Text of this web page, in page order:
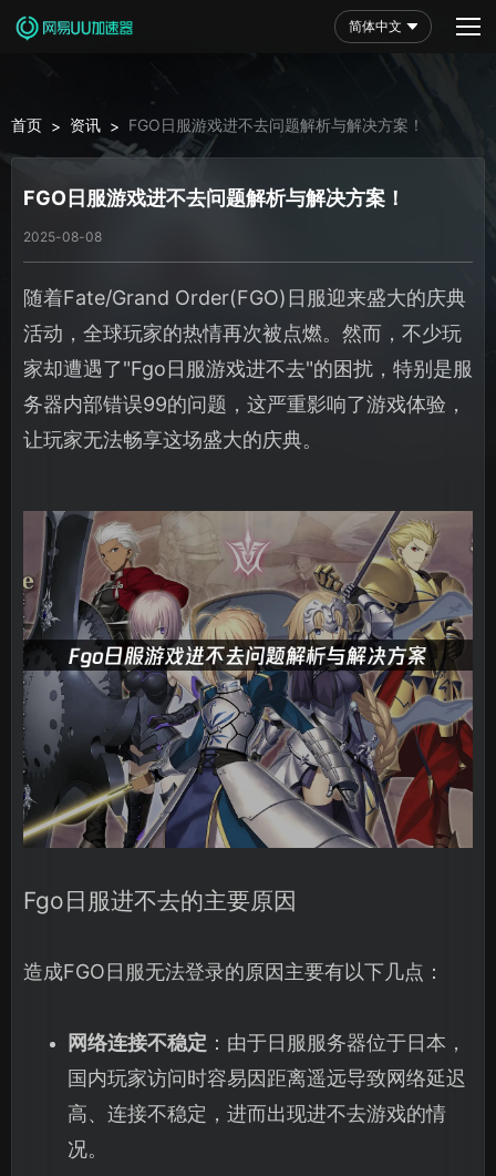
简体中文
首页 > 资讯 > FGO日服游戏进不去问题解析与解决方案！
FGO日服游戏进不去问题解析与解决方案！
2025-08-08
随着Fate/Grand Order(FGO)日服迎来盛大的庆典
活动，全球玩家的热情再次被点燃。然而，不少玩
家却遭遇了"Fgo日服游戏进不去"的困扰，特别是服
务器内部错误99的问题，这严重影响了游戏体验，
让玩家无法畅享这场盛大的庆典。
Fgo日服进不去的主要原因
造成FGO日服无法登录的原因主要有以下几点：
网络连接不稳定 ：由于日服服务器位于日本，
国内玩家访问时容易因距离遥远导致网络延迟
高、连接不稳定，进而出现进不去游戏的情
况。